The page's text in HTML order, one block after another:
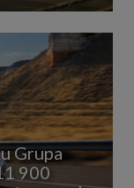
Grupa
900